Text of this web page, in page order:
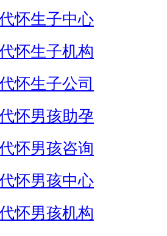
怀生子中心
怀生子机构
怀生子公司
怀男孩助孕
怀男孩咨询
怀男孩中心
怀男孩机构